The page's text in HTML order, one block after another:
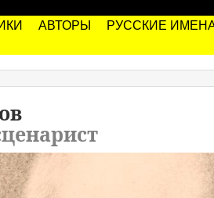
АВТОРЫ РУССКИЕ